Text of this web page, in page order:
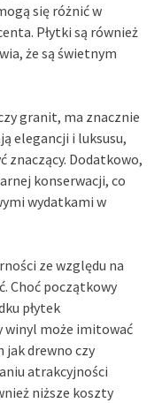
się różnić w
Płytki są również
że są świetnym
granit, ma znacznie
elegancji i luksusu,
znaczący. Dodatkowo,
konserwacji, co
wydatkami w
ze względu na
Choć początkowy
płytek
winyl może imitować
jak drewno czy
atrakcyjności
niższe koszty